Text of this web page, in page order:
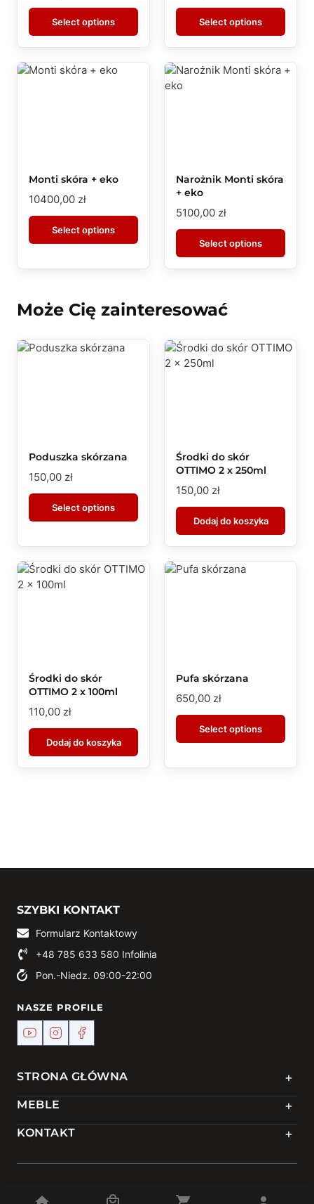
Select options Select options
Monti skóra + eko
10400,00 zł
Select options
Narożnik Monti skóra
+ eko
5100,00 zł
Select options
Może Cię zainteresować
Poduszka skórzana
150,00 zł
Select options
Środki do skór
OTTIMO 2 x 250ml
150,00 zł
Dodaj do koszyka
Środki do skór
OTTIMO 2 x 100ml
110,00 zł
Dodaj do koszyka
Pufa skórzana
650,00 zł
Select options
SZYBKI KONTAKT
Formularz Kontaktowy
+48 785 633 580 Infolinia
Pon.-Niedz. 09:00-22:00
NASZE PROFILE
STRONA GŁÓWNA +
MEBLE +
KONTAKT +
© 2024 Meble DEKO | Powered by